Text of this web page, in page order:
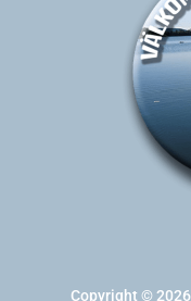
Copyright ©